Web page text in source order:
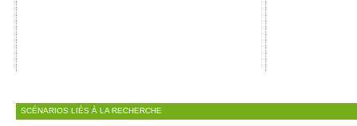
SCÉNARIOS LIÉS À LA RECHERCHE